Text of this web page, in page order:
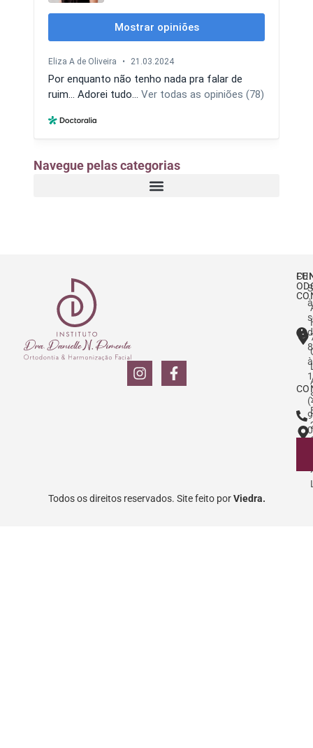
Navegue pelas categorias
à
Todos os direitos reservados. Site feito porViedra.